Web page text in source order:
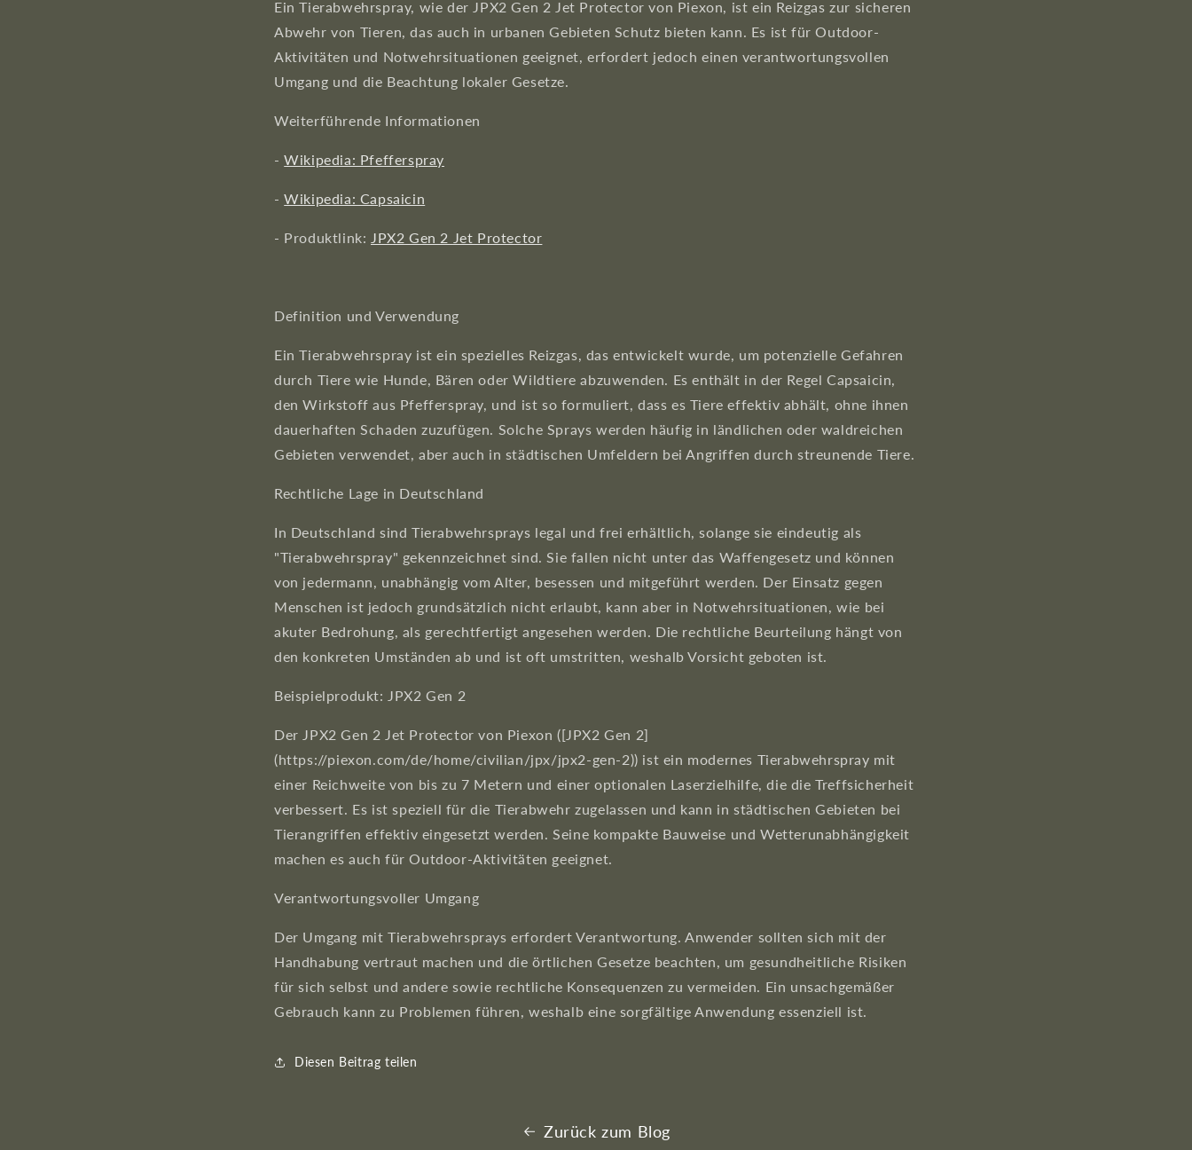
Ein Tierabwehrspray, wie der JPX2 Gen 2 Jet Protector von Piexon, ist ein Reizgas zur sicheren
Abwehr von Tieren, das auch in urbanen Gebieten Schutz bieten kann. Es ist für Outdoor-
Aktivitäten und Notwehrsituationen geeignet, erfordert jedoch einen verantwortungsvollen
Umgang und die Beachtung lokaler Gesetze.
Weiterführende Informationen
-Wikipedia: Pfefferspray
-Wikipedia: Capsaicin
- Produktlink: JPX2 Gen 2 Jet Protector
Definition und Verwendung
Ein Tierabwehrspray ist ein spezielles Reizgas, das entwickelt wurde, um potenzielle Gefahren
durch Tiere wie Hunde, Bären oder Wildtiere abzuwenden. Es enthält in der Regel Capsaicin,
den Wirkstoff aus Pfefferspray, und ist so formuliert, dass es Tiere effektiv abhält, ohne ihnen
dauerhaften Schaden zuzufügen. Solche Sprays werden häufig in ländlichen oder waldreichen
Gebieten verwendet, aber auch in städtischen Umfeldern bei Angriffen durch streunende Tiere.
Rechtliche Lage in Deutschland
In Deutschland sind Tierabwehrsprays legal und frei erhältlich, solange sie eindeutig als
"Tierabwehrspray" gekennzeichnet sind. Sie fallen nicht unter das Waffengesetz und können
von jedermann, unabhängig vom Alter, besessen und mitgeführt werden. Der Einsatz gegen
Menschen ist jedoch grundsätzlich nicht erlaubt, kann aber in Notwehrsituationen, wie bei
akuter Bedrohung, als gerechtfertigt angesehen werden. Die rechtliche Beurteilung hängt von
den konkreten Umständen ab und ist oft umstritten, weshalb Vorsicht geboten ist.
Beispielprodukt: JPX2 Gen 2
Der JPX2 Gen 2 Jet Protector von Piexon ([JPX2 Gen 2]
(https://piexon.com/de/home/civilian/jpx/jpx2-gen-2)) ist ein modernes Tierabwehrspray mit
einer Reichweite von bis zu 7 Metern und einer optionalen Laserzielhilfe, die die Treffsicherheit
verbessert. Es ist speziell für die Tierabwehr zugelassen und kann in städtischen Gebieten bei
Tierangriffen effektiv eingesetzt werden. Seine kompakte Bauweise und Wetterunabhängigkeit
machen es auch für Outdoor-Aktivitäten geeignet.
Verantwortungsvoller Umgang
Der Umgang mit Tierabwehrsprays erfordert Verantwortung. Anwender sollten sich mit der
Handhabung vertraut machen und die örtlichen Gesetze beachten, um gesundheitliche Risiken
für sich selbst und andere sowie rechtliche Konsequenzen zu vermeiden. Ein unsachgemäßer
Gebrauch kann zu Problemen führen, weshalb eine sorgfältige Anwendung essenziell ist.
Diesen Beitrag teilen
Zurück zum Blog